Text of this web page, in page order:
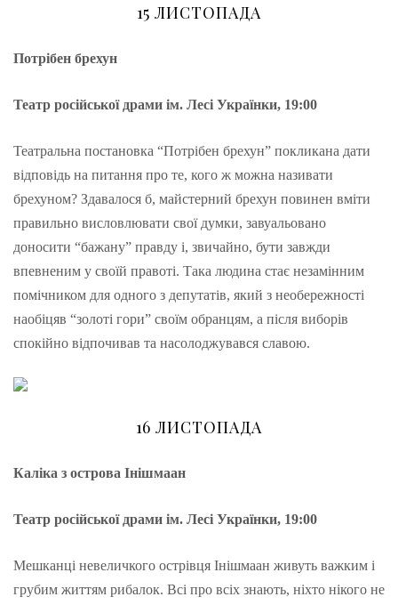
15 ЛИСТОПАДА
Потрібен брехун
Театр російської драми ім. Лесі Українки, 19:00
Театральна постановка “Потрібен брехун” покликана дати
відповідь на питання про те, кого ж можна називати
брехуном? Здавалося б, майстерний брехун повинен вміти
правильно висловлювати свої думки, завуальовано
доносити “бажану” правду і, звичайно, бути завжди
впевненим у своїй правоті. Така людина стає незамінним
помічником для одного з депутатів, який з необережності
наобіцяв “золоті гори” своїм обранцям, а після виборів
спокійно відпочивав та насолоджувався славою.
16 ЛИСТОПАДА
Каліка з острова Інішмаан
Театр російської драми ім. Лесі Українки, 19:00
Мешканці невеличкого острівця Інішмаан живуть важким і
грубим життям рибалок. Всі про всіх знають, ніхто нікого не